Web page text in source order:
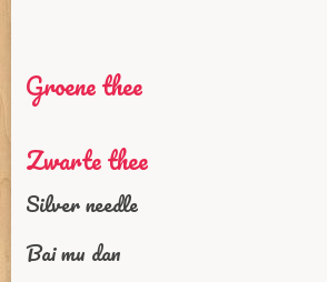
Groene thee
Zwarte thee
Silver needle
Bai mu dan